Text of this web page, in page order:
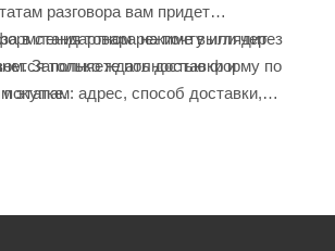
разговора вам придет
товара на почту или через
только ждать доставки и
в стандартном режиме выглядит
Заполняете полностью форму по
этапам: адрес, способ доставки,